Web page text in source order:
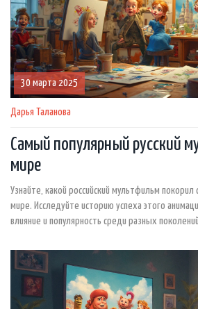
30 марта 2025
Дарья Таланова
Самый популярный русский
мире
Узнайте, какой российский мультфильм
мире. Исследуйте историю успеха этого
влияние и популярность среди разных
пределами России.